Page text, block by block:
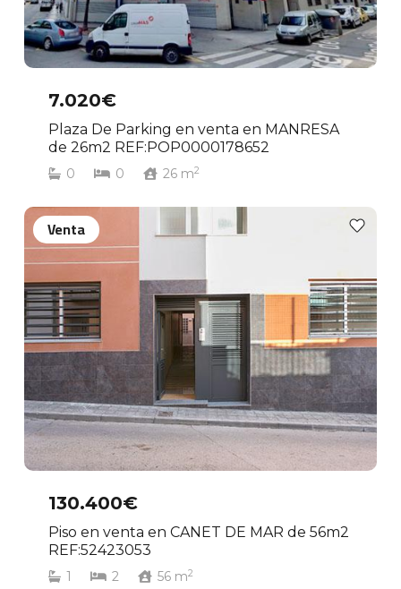
7.020€
Plaza De Parking en venta en MANRESA
de 26m2 REF:POP0000178652
0 0 26m2
130.400€
Piso en venta en CANET DE MAR de 56m2
REF:52423053
1 2 56m2
Venta